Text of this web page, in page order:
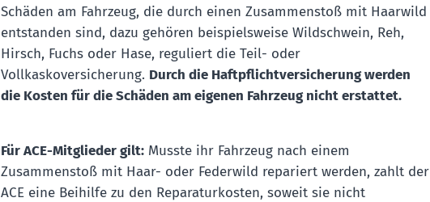
Schäden am Fahrzeug, die durch einen Zusammenstoß mit Haarwild
entstanden sind, dazu gehören beispielsweise Wildschwein, Reh,
Hirsch, Fuchs oder Hase, reguliert die Teil- oder
Vollkaskoversicherung. Durch die Haftpflichtversicherung werden
die Kosten für die Schäden am eigenen Fahrzeug nicht erstattet.
Für ACE-Mitglieder gilt:Musste ihr Fahrzeug nach einem
Zusammenstoß mit Haar- oder Federwild repariert werden, zahlt der
ACE eine Beihilfe zu den Reparaturkosten, soweit sie nicht